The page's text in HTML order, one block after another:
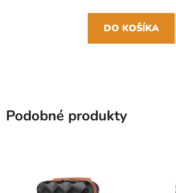
DO KOŠÍKA
Podobné produkty